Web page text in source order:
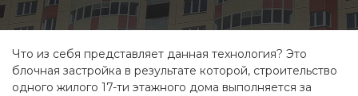
Что из себя представляет данная технология? Это
блочная застройка в результате которой, строительство
одного жилого 17-ти этажного дома выполняется за